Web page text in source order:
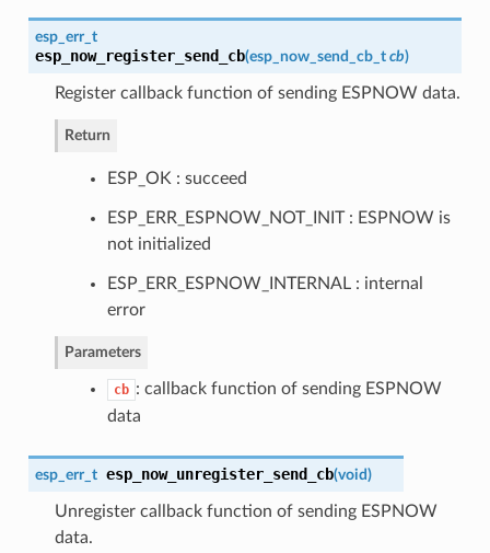
esp_err_t
esp_now_register_send_cb(esp_now_send_cb_t cb)
Register callback function of sending ESPNOW data.
Return
ESP_OK : succeed
ESP_ERR_ESPNOW_NOT_INIT : ESPNOW is
not initialized
ESP_ERR_ESPNOW_INTERNAL : internal
error
Parameters
cb : callback function of sending ESPNOW
data
esp_err_t esp_now_unregister_send_cb(void)
Unregister callback function of sending ESPNOW
data.